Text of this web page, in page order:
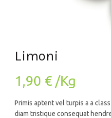
Limoni
1,90 € /Kg
Primis aptent vel turpis a a
diam tristique consequat